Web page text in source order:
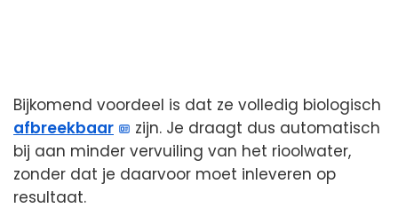
Bijkomend voordeel is dat ze volledig biologisch
afbreekbaar
zijn. Je draagt dus automatisch
bij aan minder vervuiling van het rioolwater,
zonder dat je daarvoor moet inleveren op
resultaat.